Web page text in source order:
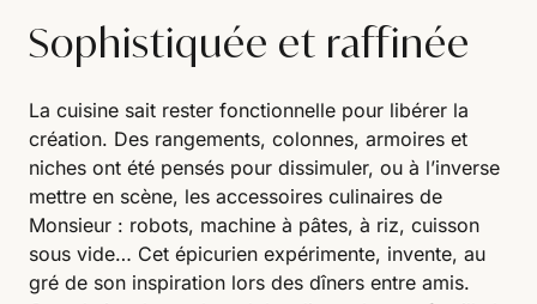
Sophistiquée et raffinée
La cuisine sait rester fonctionnelle pour libérer la
création. Des rangements, colonnes, armoires et
niches ont été pensés pour dissimuler, ou à l’inverse
mettre en scène, les accessoires culinaires de
Monsieur : robots, machine à pâtes, à riz, cuisson
sous vide… Cet épicurien expérimente, invente, au
gré de son inspiration lors des dîners entre amis.